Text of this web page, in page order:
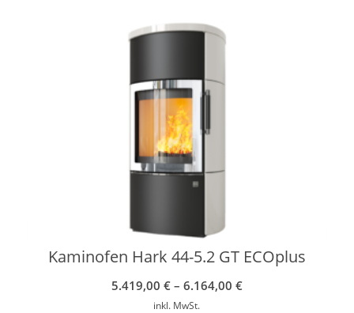
Kaminofen Hark 44-5.2 GT ECOplus
5.419,00 €– 6.164,00 €
inkl. MwSt.